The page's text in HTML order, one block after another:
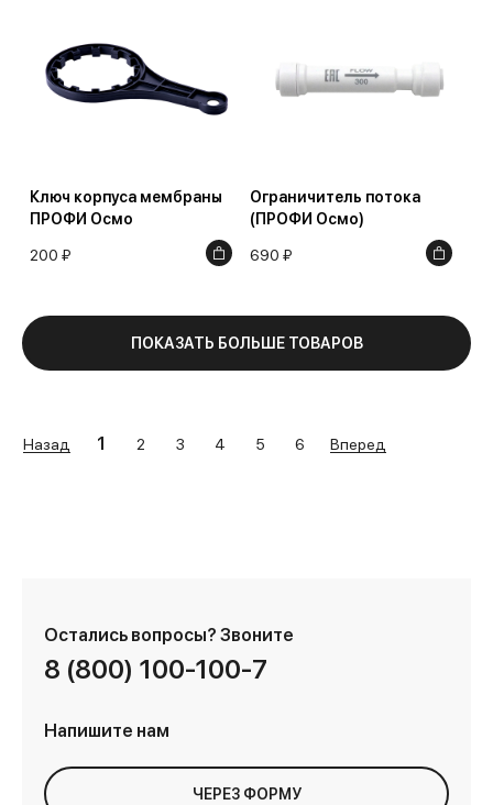
Ключ корпуса мембраны
ПРОФИ Осмо
200 ₽
Ограничитель потока
(ПРОФИ Осмо)
690 ₽
ПОКАЗАТЬ БОЛЬШЕ ТОВАРОВ
Назад 1 2 3 4 5 6 Вперед
Остались вопросы? Звоните
8 (800) 100-100-7
Напишите нам
ЧЕРЕЗ ФОРМУ